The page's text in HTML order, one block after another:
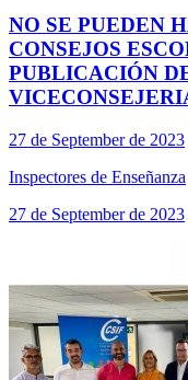
NO SE PUEDEN
CONSEJOS
PUBLICACIÓN
27 de September de 2023
Inspectores de Enseñanza
27 de September de 2023